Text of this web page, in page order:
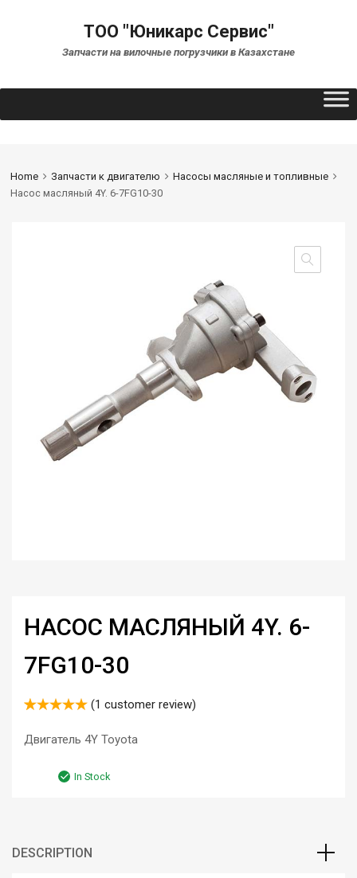
ТОО "Юникарс Сервис"
Запчасти на вилочные погрузчики в Казахстане
Home Запчасти к двигателю
Насосы масляные и топливные
Насос масляный 4Y. 6-7FG10-30
НАСОС МАСЛЯНЫЙ 4Y. 6-
7FG10-30
out of 5
customer
(1 customer review)
Двигатель 4Y Toyota
In Stock
DESCRIPTION